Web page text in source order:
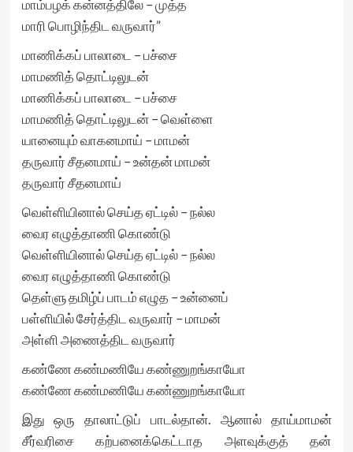
மாம்பழக் கன்னத்திலே – முத்த
மாரி பொழிந்திட வருவார்”
மாணிக்கப் பாலாடை – பச்சை
மாமணித் தொட்டிலுடன்
மாணிக்கப் பாலாடை – பச்சை
மாமணித் தொட்டிலுடன் – வெள்ளை
யானையும் வாகனமாய் – மாமன்
தருவார் சீதனமாய் – உன்தன் மாமன்
தருவார் சீதனமாய்
வெள்ளியினால் செய்த ஏட்டில் – நல்ல
வைர எழுத்தாணி கொண்டு
வெள்ளியினால் செய்த ஏட்டில் – நல்ல
வைர எழுத்தாணி கொண்டு
தெள்ளு தமிழ்ப் பாடம் எழுத – உன்னைப்
பள்ளியில் சேர்த்திட வருவார் – மாமன்
அள்ளி அணைத்திட வருவார்
கண்ணே கண்மணியே கண்ணுறங்காயோ
கண்ணே கண்மணியே கண்ணுறங்காயோ
இது ஒரு தாலாட்டுப் பாடல்தான். ஆனால் தாய்மாமன்
சீர்வரிசை கற்பனைக்கெட்டாத அளவுக்குத் தன்